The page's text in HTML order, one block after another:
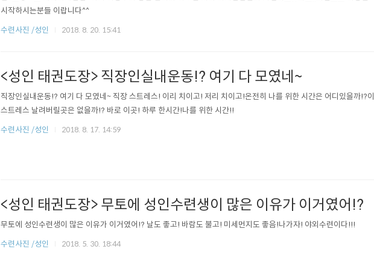
시작하시는분들 이랍니다^^
수련사진 /성인
2018. 8. 20. 15:41
<성인 태권도장> 직장인실내운동!? 여기 다 모였네~
직장인실내운동!? 여기 다 모였네~ 직장 스트레스! 이리 치이고! 저리 치이고!온전히 나를 위한 시간은 어디있을까!?이
스트레스 날려버릴곳은 없을까!? 바로 이곳! 하루 한시간!나를 위한 시간!!
수련사진 /성인
2018. 8. 17. 14:59
<성인 태권도장> 무토에 성인수련생이 많은 이유가 이거였어!?
무토에 성인수련생이 많은 이유가 이거였어!? 날도 좋고! 바람도 불고! 미세먼지도 좋음!나가자! 야외수련이다!!!
수련사진 /성인
2018. 5. 30. 18:44